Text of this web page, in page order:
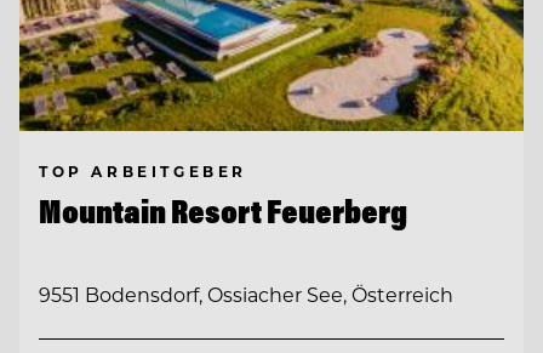
TOP ARBEITGEBER
Mountain Resort Feuerberg
9551 Bodensdorf, Ossiacher See, Österreich